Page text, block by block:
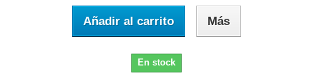
Añadir al carrito Más
En stock